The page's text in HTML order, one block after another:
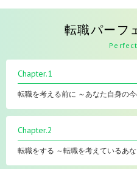
転職パーフ
Chapter.1
転職を考える前に ～あなた自身の
Chapter.2
転職をする ～転職を考えているあ